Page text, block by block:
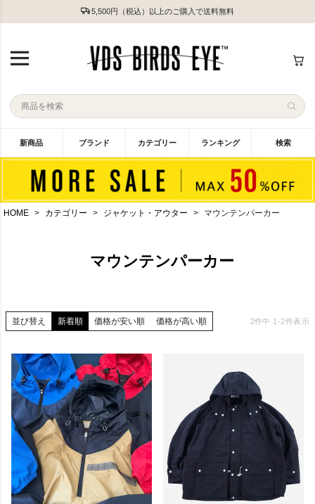
5,500円（税込）以上のご購入で送料無料
新商品 ブランド カテゴリー ランキング 検索
HOME カテゴリー ジャケット・アウター マウンテンパーカー
マウンテンパーカー
並び替え 新着順 価格が安い順 価格が高い順 2件中 1 -2件表示